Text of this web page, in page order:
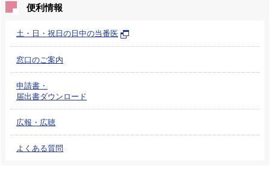
便利情報
土・日・祝日の日中の当番医
窓口のご案内
申請書・
届出書ダウンロード
広報・広聴
よくある質問